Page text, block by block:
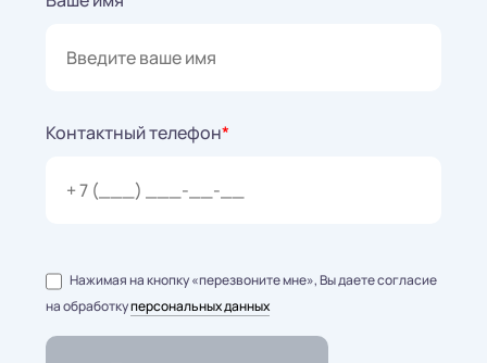
Контактный телефон*
Нажимая на кнопку «перезвоните мне», Вы даете согласие
на обработкуперсональных данных